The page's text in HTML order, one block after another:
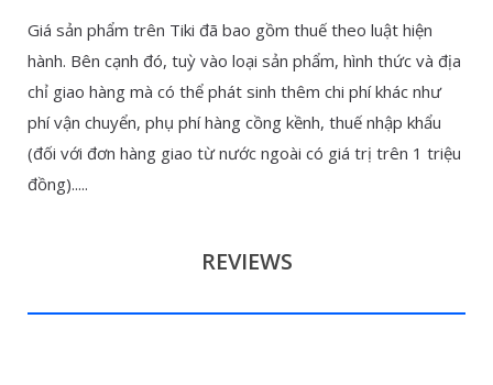
Giá sản phẩm trên Tiki đã bao gồm thuế theo luật hiện
hành. Bên cạnh đó, tuỳ vào loại sản phẩm, hình thức và địa
chỉ giao hàng mà có thể phát sinh thêm chi phí khác như
phí vận chuyển, phụ phí hàng cồng kềnh, thuế nhập khẩu
(đối với đơn hàng giao từ nước ngoài có giá trị trên 1 triệu
đồng).....
REVIEWS